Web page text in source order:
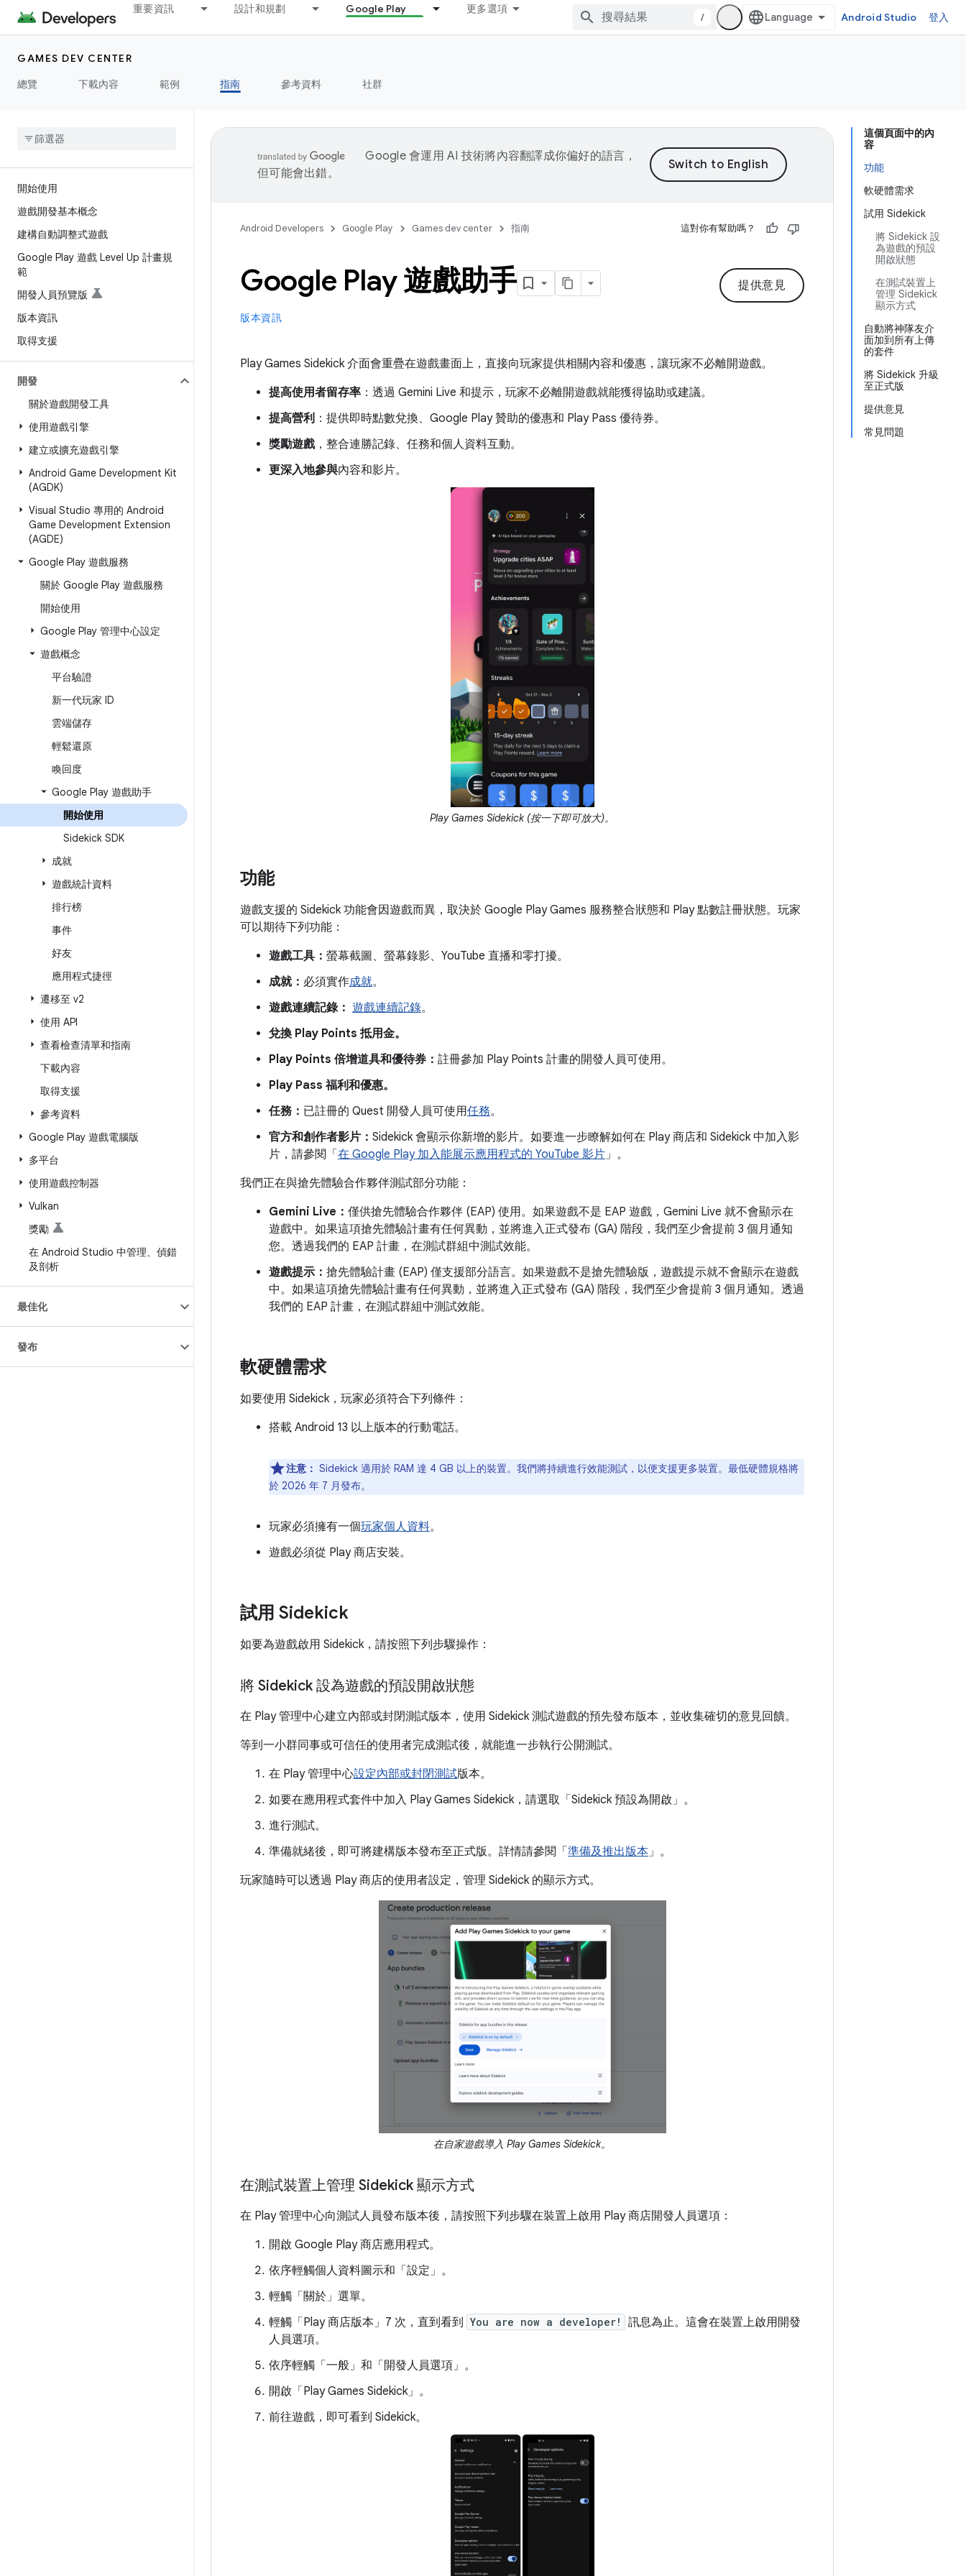
重要資訊 設計和規劃 Google Play 更多選項
/ Android Studio 登入
GAMES DEV CENTER
總覽
下載內容 範例 指南 參考資料 社群
開始使用
遊戲開發基本概念
建構自動調整式遊戲
Google Play 遊戲 Level Up 計畫規
範
開發人員預覽版
版本資訊
取得支援
開發
關於遊戲開發工具
使用遊戲引擎
建立或擴充遊戲引擎
Android Game Development Kit
(AGDK)
Visual Studio 專用的 Android
Game Development Extension
(AGDE)
Google Play 遊戲服務
關於 Google Play 遊戲服務
開始使用
Google Play 管理中心設定
遊戲概念
平台驗證
新一代玩家 ID
雲端儲存
輕鬆還原
喚回度
Google Play 遊戲助手
開始使用
Sidekick SDK
成就
遊戲統計資料
排行榜
事件
好友
應用程式捷徑
遷移至 v2
使用 API
查看檢查清單和指南
下載內容
取得支援
參考資料
Google Play 遊戲電腦版
多平台
使用遊戲控制器
Vulkan
獎勵
在 Android Studio 中管理、偵錯
及剖析
最佳化
發布
這個頁面中的內
容
功能
軟硬體需求
試用 Sidekick
將 Sidekick 設
為遊戲的預設
開啟狀態
在測試裝置上
管理 Sidekick
顯示方式
自動將神隊友介
面加到所有上傳
的套件
將 Sidekick 升級
至正式版
提供意見
常見問題
Google 會運用 AI 技術將內容翻譯成你偏好的語言，
但可能會出錯。
Android Developers Google Play Games dev center 指南 這對你有幫助嗎？
提供意見
Google Play 遊戲助手
版本資訊
Play Games Sidekick 介面會重疊在遊戲畫面上，直接向玩家提供相關內容和優惠，讓玩家不必離開遊戲。
提高使用者留存率 ：透過 Gemini Live 和提示，玩家不必離開遊戲就能獲得協助或建議。
提高營利 ：提供即時點數兌換、Google Play 贊助的優惠和 Play Pass 優待券。
獎勵遊戲，整合連勝記錄、任務和個人資料互動。
更深入地參與內容和影片。
Play Games Sidekick (按一下即可放大)。
功能
遊戲支援的 Sidekick 功能會因遊戲而異，取決於 Google Play Games 服務整合狀態和 Play 點數註冊狀態。玩家
可以期待下列功能：
遊戲工具： 螢幕截圖、螢幕錄影、YouTube 直播和零打擾。
成就： 必須實作成就。
遊戲連續記錄： 遊戲連續記錄。
兌換 Play Points 抵用金。
Play Points 倍增道具和優待券： 註冊參加 Play Points 計畫的開發人員可使用。
Play Pass 福利和優惠。
任務： 已註冊的 Quest 開發人員可使用任務。
官方和創作者影片： Sidekick 會顯示你新增的影片。如要進一步瞭解如何在 Play 商店和 Sidekick 中加入影
片，請參閱「 在 Google Play 加入能展示應用程式的 YouTube 影片」。
我們正在與搶先體驗合作夥伴測試部分功能：
Gemini Live： 僅供搶先體驗合作夥伴 (EAP) 使用。如果遊戲不是 EAP 遊戲，Gemini Live 就不會顯示在
遊戲中。如果這項搶先體驗計畫有任何異動，並將進入正式發布 (GA) 階段，我們至少會提前 3 個月通知
您。透過我們的 EAP 計畫，在測試群組中測試效能。
遊戲提示： 搶先體驗計畫 (EAP) 僅支援部分語言。如果遊戲不是搶先體驗版，遊戲提示就不會顯示在遊戲
中。如果這項搶先體驗計畫有任何異動，並將進入正式發布 (GA) 階段，我們至少會提前 3 個月通知。透過
我們的 EAP 計畫，在測試群組中測試效能。
軟硬體需求
如要使用 Sidekick，玩家必須符合下列條件：
搭載 Android 13 以上版本的行動電話。
注意： Sidekick 適用於 RAM 達 4 GB 以上的裝置。我們將持續進行效能測試，以便支援更多裝置。最低硬體規格將
於 2026 年 7 月發布。
玩家必須擁有一個玩家個人資料。
遊戲必須從 Play 商店安裝。
試用 Sidekick
如要為遊戲啟用 Sidekick，請按照下列步驟操作：
將 Sidekick 設為遊戲的預設開啟狀態
在 Play 管理中心建立內部或封閉測試版本，使用 Sidekick 測試遊戲的預先發布版本，並收集確切的意見回饋。
等到一小群同事或可信任的使用者完成測試後，就能進一步執行公開測試。
在 Play 管理中心設定內部或封閉測試版本。
如要在應用程式套件中加入 Play Games Sidekick，請選取「Sidekick 預設為開啟」 。
進行測試。
準備就緒後，即可將建構版本發布至正式版。詳情請參閱「 準備及推出版本」。
玩家隨時可以透過 Play 商店的使用者設定，管理 Sidekick 的顯示方式。
在自家遊戲導入 Play Games Sidekick。
在測試裝置上管理 Sidekick 顯示方式
在 Play 管理中心向測試人員發布版本後，請按照下列步驟在裝置上啟用 Play 商店開發人員選項：
開啟 Google Play 商店應用程式。
依序輕觸個人資料圖示和「設定」 。
輕觸「關於」 選單。
輕觸「Play 商店版本」 7 次，直到看到 You are now a developer!
訊息為止。這會在裝置上啟用開發
人員選項。
依序輕觸「一般」 和「開發人員選項」 。
開啟「Play Games Sidekick」 。
前往遊戲，即可看到 Sidekick。